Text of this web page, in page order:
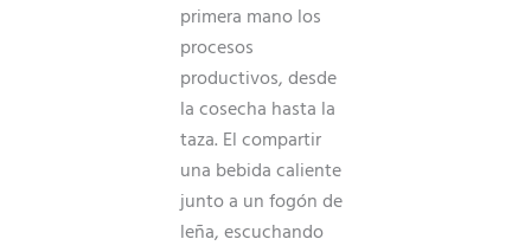
primera mano los
procesos
productivos, desde
la cosecha hasta la
taza. El compartir
una bebida caliente
junto a un fogón de
leña, escuchando